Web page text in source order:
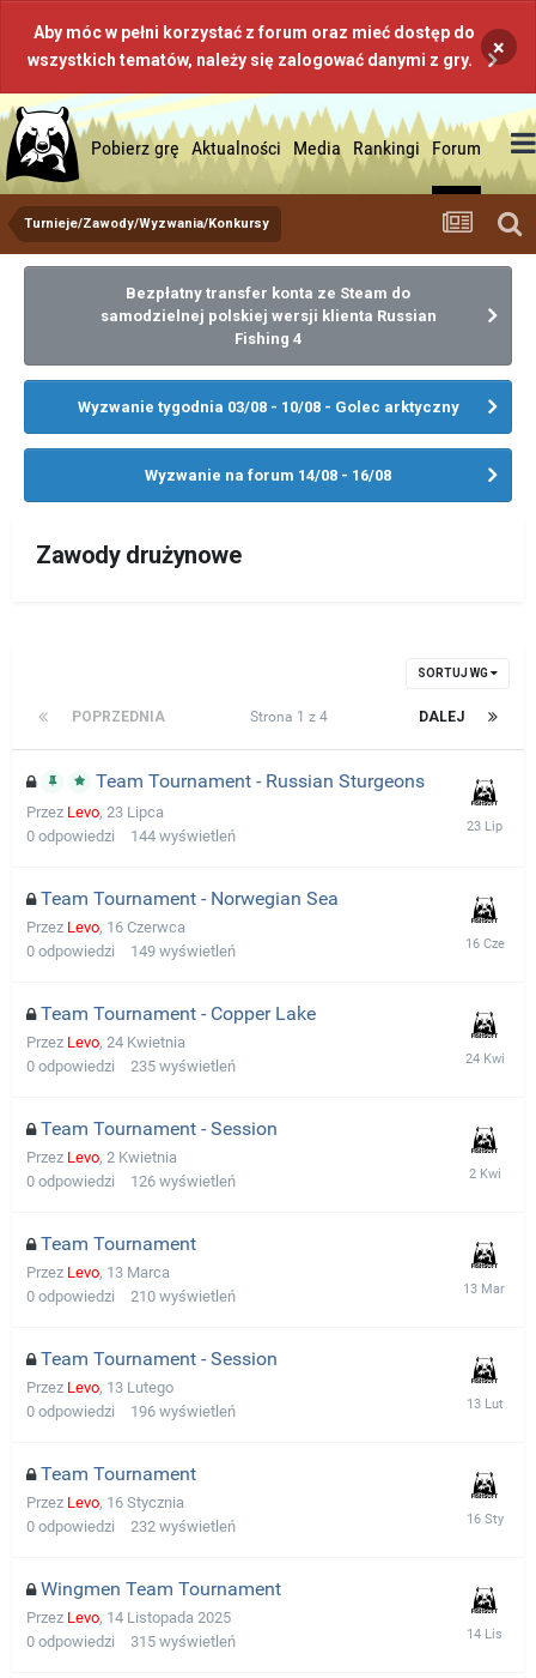
Aby móc w pełni korzystać z forum oraz mieć dostęp do
wszystkich tematów, należy się zalogować danymi z gry.
×
Pobierz grę Aktualności Media Rankingi Forum
Turnieje/Zawody/Wyzwania/Konkursy
Bezpłatny transfer konta ze Steam do
samodzielnej polskiej wersji klienta Russian
Fishing 4
Wyzwanie tygodnia 03/08 - 10/08 - Golec arktyczny
Wyzwanie na forum 14/08 - 16/08
Zawody drużynowe
SORTUJ WG
POPRZEDNIA DALEJ
Strona 1 z 4
Team Tournament - Russian Sturgeons
Przez Levo, 23 Lipca
0 odpowiedzi 144 wyświetleń
Team Tournament - Norwegian Sea
Przez Levo, 16 Czerwca
0 odpowiedzi 149 wyświetleń
Team Tournament - Copper Lake
Przez Levo, 24 Kwietnia
0 odpowiedzi 235 wyświetleń
Team Tournament - Session
Przez Levo, 2 Kwietnia
0 odpowiedzi 126 wyświetleń
Team Tournament
Przez Levo, 13 Marca
0 odpowiedzi 210 wyświetleń
Team Tournament - Session
Przez Levo, 13 Lutego
0 odpowiedzi 196 wyświetleń
Team Tournament
Przez Levo, 16 Stycznia
0 odpowiedzi 232 wyświetleń
Wingmen Team Tournament
Przez Levo, 14 Listopada 2025
0 odpowiedzi 315 wyświetleń